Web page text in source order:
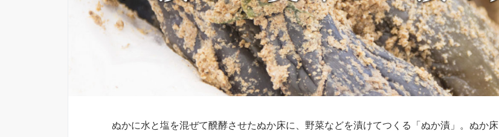
ぬかに水と塩を混ぜて醗酵させたぬか床に、野菜などを漬けてつくる「ぬか漬」。ぬか床